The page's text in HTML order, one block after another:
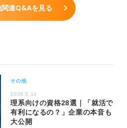
関連Q&Aを見る
その他
2026.5.14
理系向けの資格28選｜「就活で
有利になるの？」企業の本音も
大公開